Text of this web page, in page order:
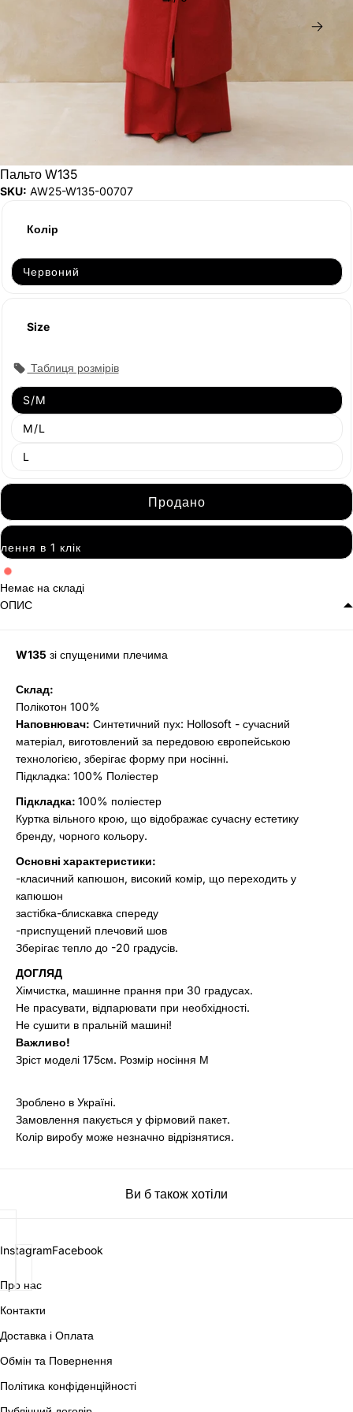
Пальто W135
SKU: AW25-W135-00707
Колір
Червоний
Size
Таблиця розмірів
S/M
M/L
L
Продано
Немає на складі
ОПИС
W135 зі спущеними плечима
Склад:
Полікотон 100%
Наповнювач: Синтетичний пух: Hollosoft - сучасний
матеріал, виготовлений за передовою європейською
технологією, зберігає форму при носінні.
Підкладка: 100% Поліестер
Підкладка: 100% поліестер
Куртка вільного крою, що відображає сучасну естетику
бренду, чорного кольору.
Основні характеристики:
-класичний капюшон, високий комір, що переходить у
капюшон
застібка-блискавка спереду
-приспущений плечовий шов
Зберігає тепло до -20 градусів.
ДОГЛЯД
Хімчистка, машинне прання при 30 градусах.
Не прасувати, відпарювати при необхідності.
Не сушити в пральній машині!
Важливо!
Зріст моделі 175см. Розмір носіння М
Зроблено в Україні.
Замовлення пакується у фірмовий пакет.
Колір виробу може незначно відрізнятися.
Ви б також хотіли
InstagramFacebook
Про нас
Контакти
Доставка і Оплата
Обмін та Повернення
Політика конфіденційності